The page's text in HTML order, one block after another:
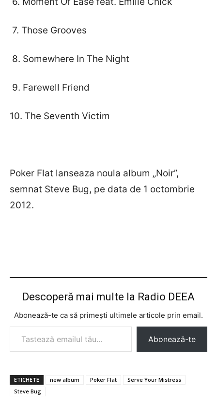
7. Those Grooves
8. Somewhere In The Night
9. Farewell Friend
10. The Seventh Victim
Poker Flat lanseaza noula album „Noir”,
semnat Steve Bug, pe data de 1 octombrie
2012.
Descoperă mai multe la Radio DEEA
Abonează-te ca să primești ultimele articole prin email.
Tastează emailul tău...
Abonează-te
ETICHETE new album Poker Flat
Serve Your Mistress
Steve Bug